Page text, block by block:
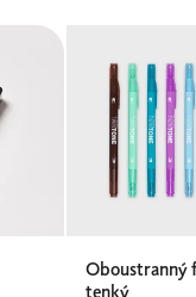
Oboustranný